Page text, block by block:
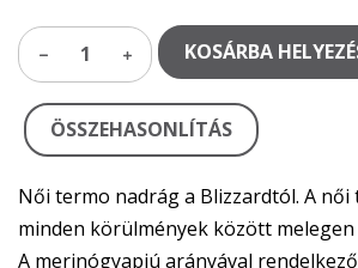
1 KOSÁRBA
ÖSSZEHASONLÍTÁS
Női termo nadrág a Blizzardtól. A
minden körülmények között
A merinógyapjú arányával